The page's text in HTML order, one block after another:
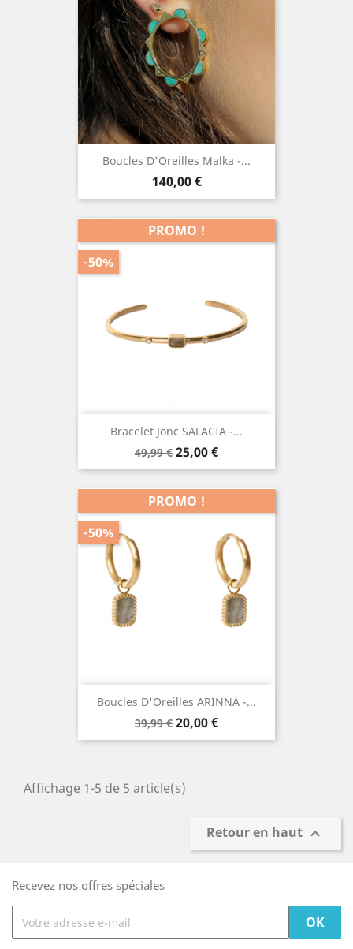
Boucles D'Oreilles Malka -...
Prix
140,00 €
Bracelet Jonc SALACIA -...
Prix
de
49,99 € Prix
25,00 €
PROMO !
-50%
Boucles D'Oreilles ARINNA -...
Prix
de
39,99 € Prix
20,00 €
PROMO !
-50%
Affichage 1-5 de 5 article(s)
Retour en haut 
Recevez nos offres spéciales